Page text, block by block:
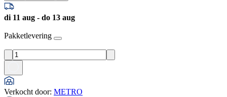
di 11 aug - do 13 aug
Pakketlevering
Verkocht door: METRO